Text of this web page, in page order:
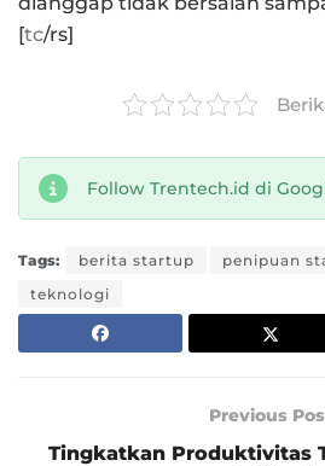
[tc/rs]
Follow Trentech.id di
Tags: berita startup penipuan
teknologi
Previous
Tingkatkan Produktivitas